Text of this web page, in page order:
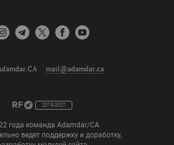
mail@adamdar.ca
2018-2021
года команда Adamdar/CA
ведет поддержку и доработку,